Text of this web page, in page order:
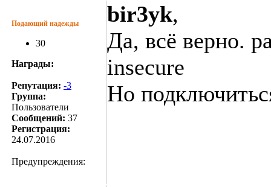
Подающий надежды
30
Награды:
Репутация: -3
Группа:
Пользователи
Сообщений: 37
Регистрация:
24.07.2016
Предупреждения:
bir3yk,
Да, всё верно.
insecure
Но